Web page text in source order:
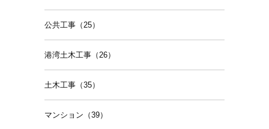
公共工事（25）
港湾土木工事（26）
土木工事（35）
マンション（39）